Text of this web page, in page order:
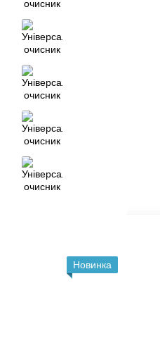
Новинка